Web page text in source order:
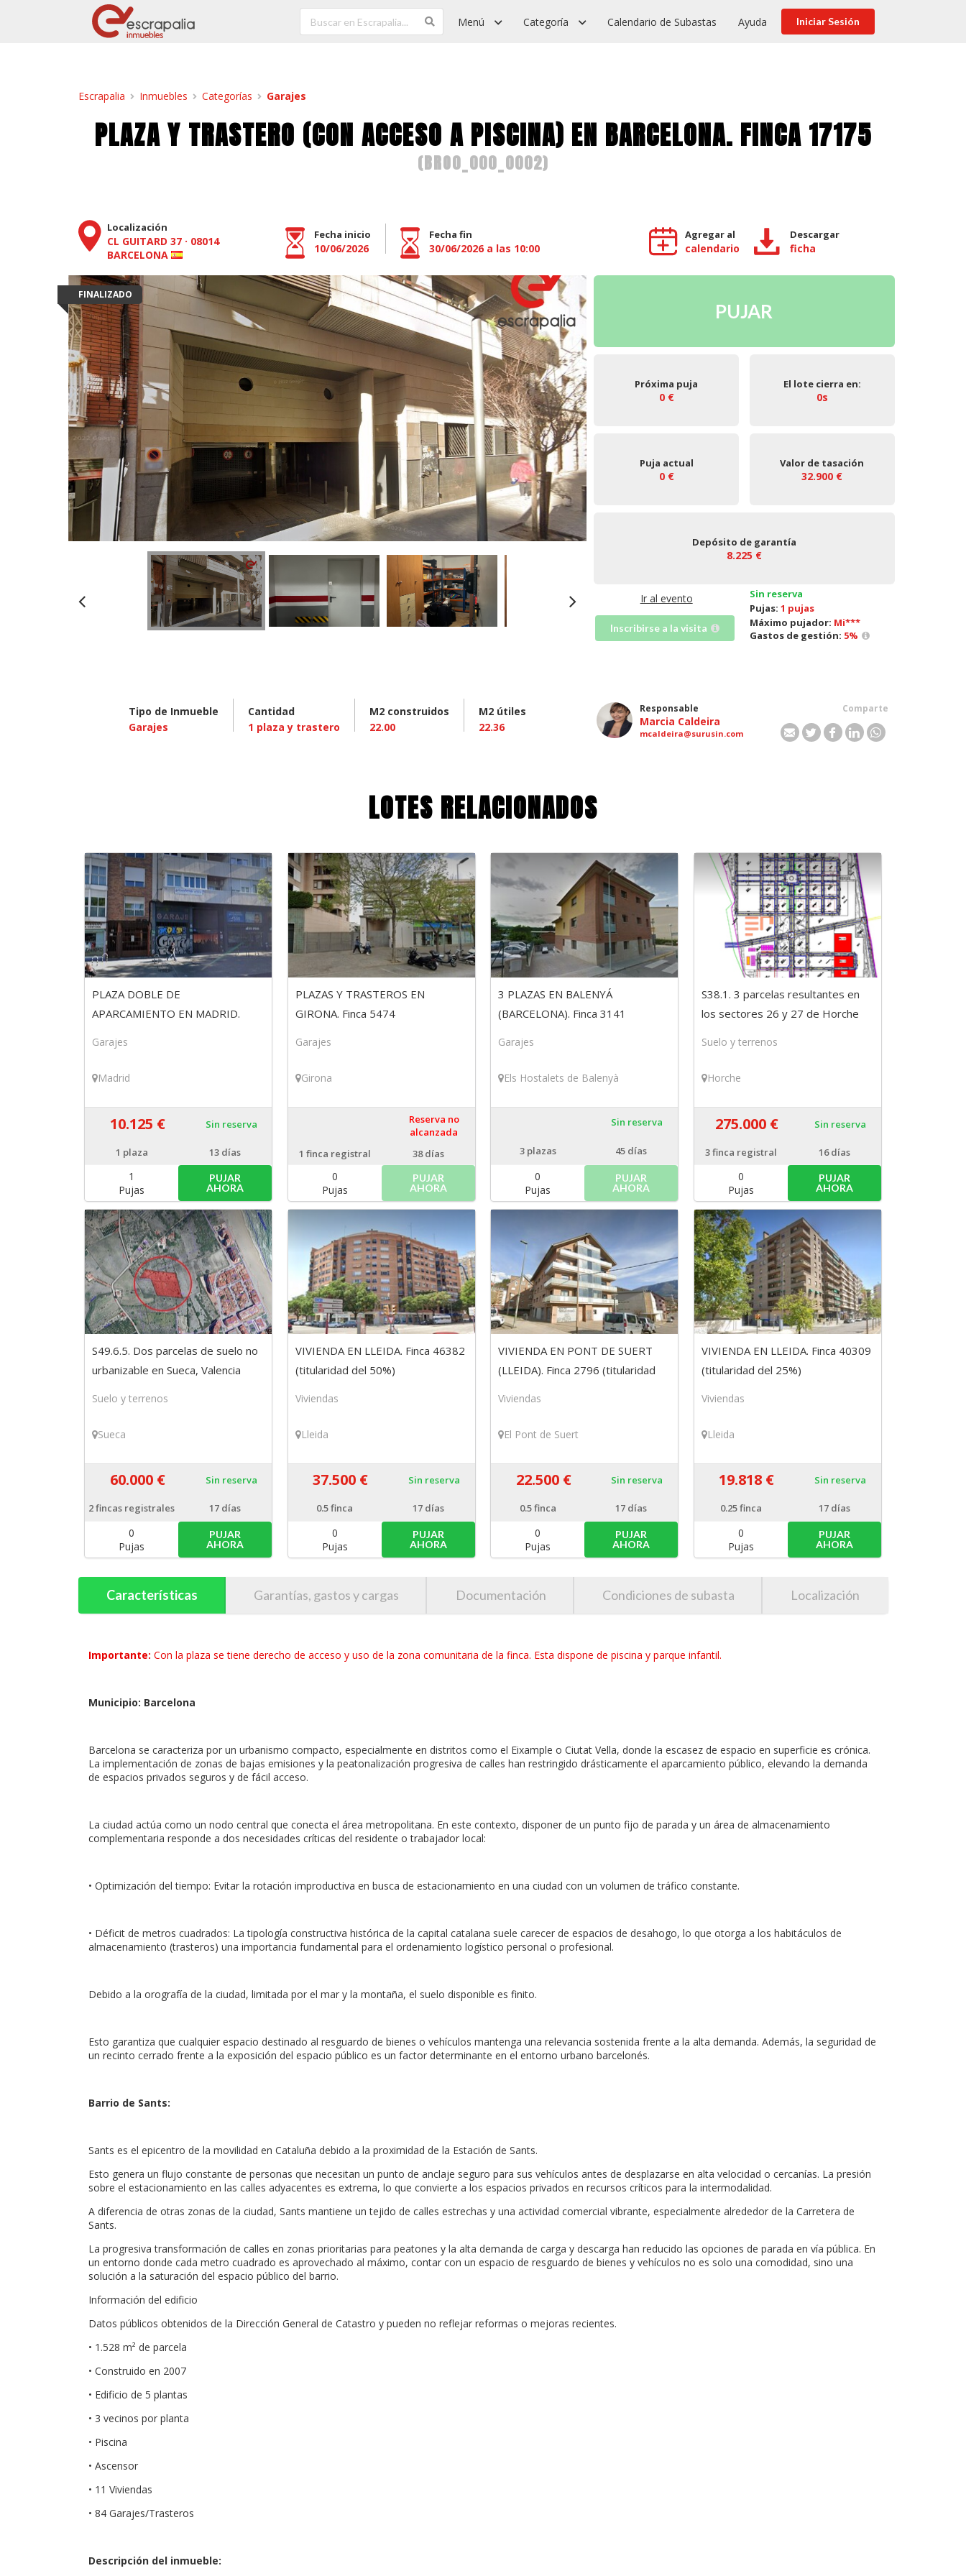
Menú Categoría Calendario de Subastas Ayuda Iniciar Sesión
Escrapalia Inmuebles Categorías Garajes
PLAZA Y TRASTERO (CON ACCESO A PISCINA) EN BARCELONA. FINCA 17175
(BRO0_000_0002)
Localización
CL GUITARD 37 · 08014
BARCELONA
Fecha inicio
10/06/2026
Fecha fin
30/06/2026 a las 10:00
Agregar al
calendario
Descargar
ficha
FINALIZADO
PUJAR
Próxima puja
0 €
El lote cierra en:
0s
Puja actual
0 €
Valor de tasación
32.900 €
Depósito de garantía
8.225 €
Ir al evento
Inscribirse a la visita
Sin reserva
Pujas: 1 pujas
Máximo pujador: Mi***
Gastos de gestión: 5%
Tipo de Inmueble
Garajes
Cantidad
1 plaza y trastero
M2 construidos
22.00
M2 útiles
22.36
Responsable
Marcia Caldeira
mcaldeira@surusin.com
Comparte
LOTES RELACIONADOS
PLAZA DOBLE DE
APARCAMIENTO EN MADRID.
Garajes
Madrid
10.125 € Sin reserva
1 plaza 13 días
1
Pujas
PUJAR
AHORA
PLAZAS Y TRASTEROS EN
GIRONA. Finca 5474
Garajes
Girona
Reserva no
alcanzada
1 finca registral 38 días
0
Pujas
PUJAR
AHORA
3 PLAZAS EN BALENYÁ
(BARCELONA). Finca 3141
Garajes
Els Hostalets de Balenyà
Sin reserva
3 plazas 45 días
0
Pujas
PUJAR
AHORA
S38.1. 3 parcelas resultantes en
los sectores 26 y 27 de Horche
Suelo y terrenos
Horche
275.000 € Sin reserva
3finca registral 16 días
0
Pujas
PUJAR
AHORA
S49.6.5. Dos parcelas de suelo no
urbanizable en Sueca, Valencia
Suelo y terrenos
Sueca
60.000 € Sin reserva
2fincas registrales 17 días
0
Pujas
PUJAR
AHORA
VIVIENDA EN LLEIDA. Finca 46382
(titularidad del 50%)
Viviendas
Lleida
37.500 € Sin reserva
0.5finca 17 días
0
Pujas
PUJAR
AHORA
VIVIENDA EN PONT DE SUERT
(LLEIDA). Finca 2796 (titularidad
Viviendas
El Pont de Suert
22.500 € Sin reserva
0.5finca 17 días
0
Pujas
PUJAR
AHORA
VIVIENDA EN LLEIDA. Finca 40309
(titularidad del 25%)
Viviendas
Lleida
19.818 € Sin reserva
0.25finca 17 días
0
Pujas
PUJAR
AHORA
Características Garantías, gastos y cargas Documentación Condiciones de subasta Localización
Importante: Con la plaza se tiene derecho de acceso y uso de la zona comunitaria de la finca. Esta dispone de piscina y parque infantil.
Municipio: Barcelona
Barcelona se caracteriza por un urbanismo compacto, especialmente en distritos como el Eixample o Ciutat Vella, donde la escasez de espacio en superficie es crónica.
La implementación de zonas de bajas emisiones y la peatonalización progresiva de calles han restringido drásticamente el aparcamiento público, elevando la demanda
de espacios privados seguros y de fácil acceso.
La ciudad actúa como un nodo central que conecta el área metropolitana. En este contexto, disponer de un punto fijo de parada y un área de almacenamiento
complementaria responde a dos necesidades críticas del residente o trabajador local:
• Optimización del tiempo: Evitar la rotación improductiva en busca de estacionamiento en una ciudad con un volumen de tráfico constante.
• Déficit de metros cuadrados: La tipología constructiva histórica de la capital catalana suele carecer de espacios de desahogo, lo que otorga a los habitáculos de
almacenamiento (trasteros) una importancia fundamental para el ordenamiento logístico personal o profesional.
Debido a la orografía de la ciudad, limitada por el mar y la montaña, el suelo disponible es finito.
Esto garantiza que cualquier espacio destinado al resguardo de bienes o vehículos mantenga una relevancia sostenida frente a la alta demanda. Además, la seguridad de
un recinto cerrado frente a la exposición del espacio público es un factor determinante en el entorno urbano barcelonés.
Barrio de Sants:
Sants es el epicentro de la movilidad en Cataluña debido a la proximidad de la Estación de Sants.
Esto genera un flujo constante de personas que necesitan un punto de anclaje seguro para sus vehículos antes de desplazarse en alta velocidad o cercanías. La presión
sobre el estacionamiento en las calles adyacentes es extrema, lo que convierte a los espacios privados en recursos críticos para la intermodalidad.
A diferencia de otras zonas de la ciudad, Sants mantiene un tejido de calles estrechas y una actividad comercial vibrante, especialmente alrededor de la Carretera de
Sants.
La progresiva transformación de calles en zonas prioritarias para peatones y la alta demanda de carga y descarga han reducido las opciones de parada en vía pública. En
un entorno donde cada metro cuadrado es aprovechado al máximo, contar con un espacio de resguardo de bienes y vehículos no es solo una comodidad, sino una
solución a la saturación del espacio público del barrio.
Información del edificio
Datos públicos obtenidos de la Dirección General de Catastro y pueden no reflejar reformas o mejoras recientes.
• 1.528 m² de parcela
• Construido en 2007
• Edificio de 5 plantas
• 3 vecinos por planta
• Piscina
• Ascensor
• 11 Viviendas
• 84 Garajes/Trasteros
Descripción del inmueble: